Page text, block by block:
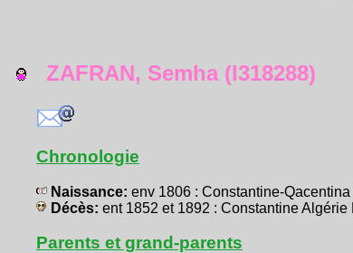
ZAFRAN, Semha (I318288)
Chronologie
Naissance: env 1806 : Constantine-
Décès: ent 1852 et 1892 : Constantine Algérie
Parents et grand-parents